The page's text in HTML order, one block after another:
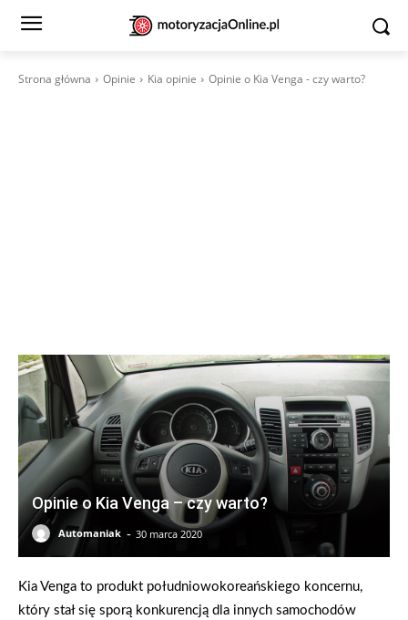
Strona główna Opinie Kia opinie Opinie o Kia Venga - czy warto?
Opinie o Kia Venga – czy warto?
Automaniak - 30 marca 2020
Kia Venga to produkt południowokoreańskiego koncernu,
który stał się sporą konkurencją dla innych samochodów